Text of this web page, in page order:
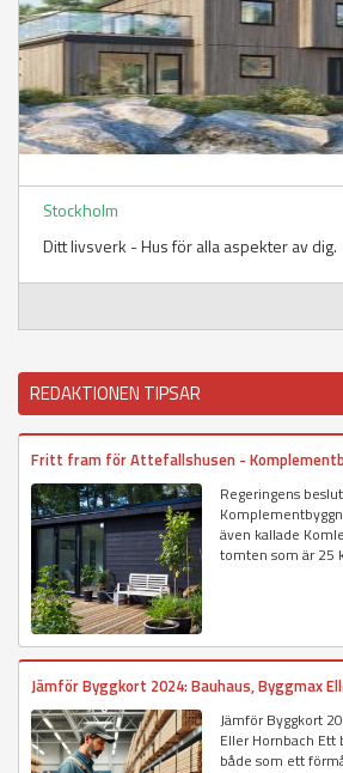
Stockholm
Ditt livsverk - Hus för alla aspekter av dig.
REDAKTIONEN TIPSAR
Fritt fram för Attefallshusen -
Regeringens
även kallade
tomten som är 25
Jämför Byggkort 2024: Bauhaus, Byggmax
Jämför Byggkort
Eller Hornbach Ett
både som ett